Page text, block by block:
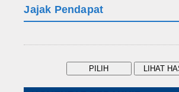
Jajak Pendapat